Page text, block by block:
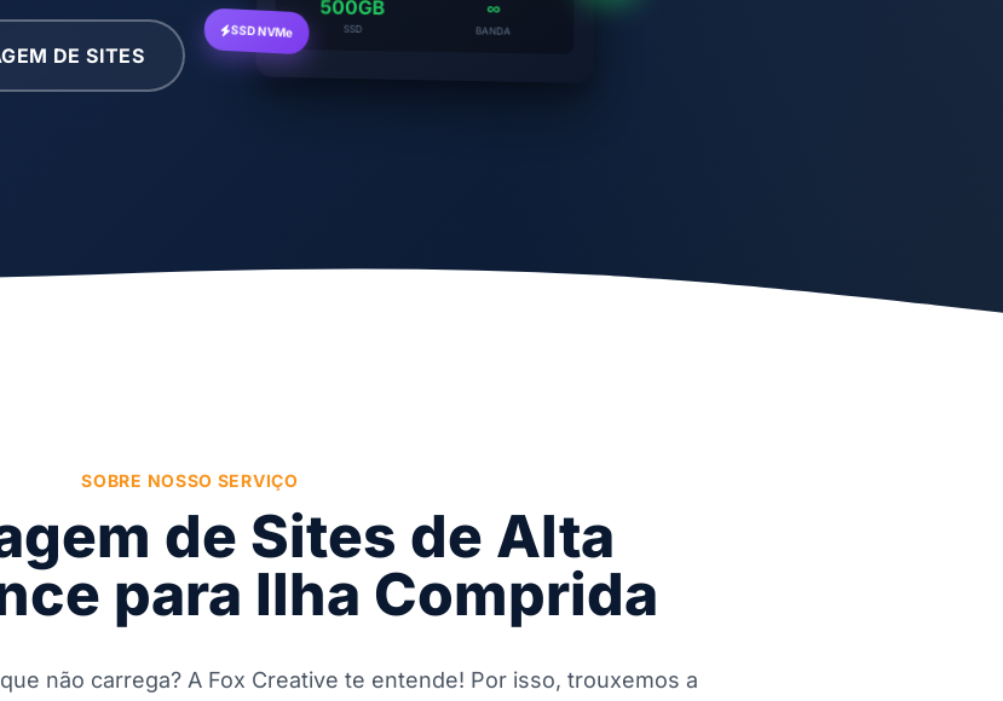
DE SITES
SSD NVMe
500GB
SSD
∞
BANDA
SOBRE NOSSO SERVIÇO
de Sites de Alta
para Ilha Comprida
não carrega? A Fox Creative te entende! Por isso, trouxemos a